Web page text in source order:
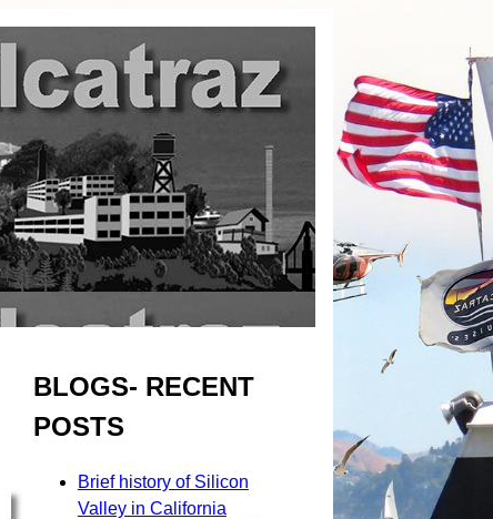
BLOGS- RECENT
POSTS
Brief history of Silicon
Valley in California